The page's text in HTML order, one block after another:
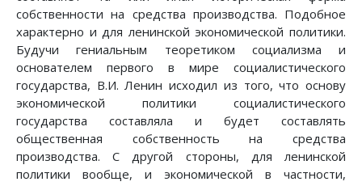
собственности на средства производства. Подобное
характерно и для ленинской экономической политики.
Будучи гениальным теоретиком социализма и
основателем первого в мире социалистического
государства, В.И. Ленин исходил из того, что основу
экономической политики социалистического
государства составляла и будет составлять
общественная собственность на средства
производства. С другой стороны, для ленинской
политики вообще, и экономической в частности,